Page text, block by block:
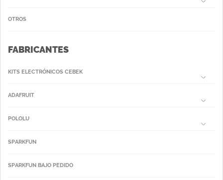
OTROS
FABRICANTES
KITS ELECTRÓNICOS CEBEK
ADAFRUIT
POLOLU
SPARKFUN
SPARKFUN BAJO PEDIDO